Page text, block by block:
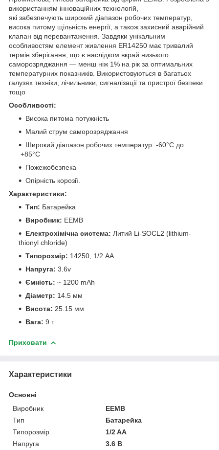
використанням інноваційних технологій,
які забезпечують широкий діапазон робочих температур,
висока питому щільність енергії, а також захисний аварійний
клапан від перевантаження. Завдяки унікальним
особливостям елемент живлення ER14250 має тривалий
термін зберігання, що є наслідком вкрай низького
саморозряджання — менш ніж 1% на рік за оптимальних
температурних показників. Використовуються в багатьох
галузях техніки, лічильники, сигналізації та пристрої безпеки
тощо
Особливості:
Висока питома потужність
Малий струм саморозряджання
Широкий діапазон робочих температур: -60°C до
+85°C
Пожежобезпека
Опірність корозії.
Характеристики:
Тип: Батарейка
Виробник: EEMB
Електрохімічна система: Литий Li-SOCL2 (lithium-
thionyl chloride)
Типорозмір: 14250, 1/2 AA
Напруга: 3.6v
Ємність: ~ 1200 mAh
Діаметр: 14.5 мм
Висота: 25.15 мм
Вага: 9 г.
Приховати
Характеристики
Основні
Виробник
EEMB
Тип
Батарейка
Типорозмір
1/2 AA
Напруга
3.6 В